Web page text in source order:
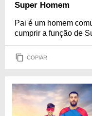
Super Homem
Pai é um homem
cumprir a função de
COPIAR